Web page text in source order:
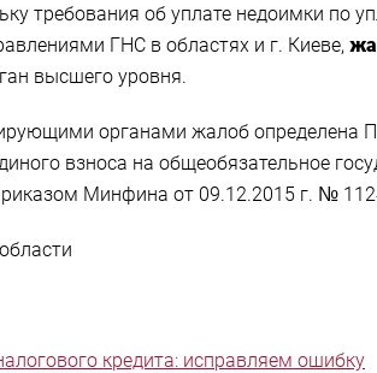
требования об уплате недоимки по
ГНС в областях и г. Киеве,
высшего уровня.
органами жалоб
взноса на общеобязательное
Минфина от 09.12.2015 г. №
кредита: исправляем ошибку